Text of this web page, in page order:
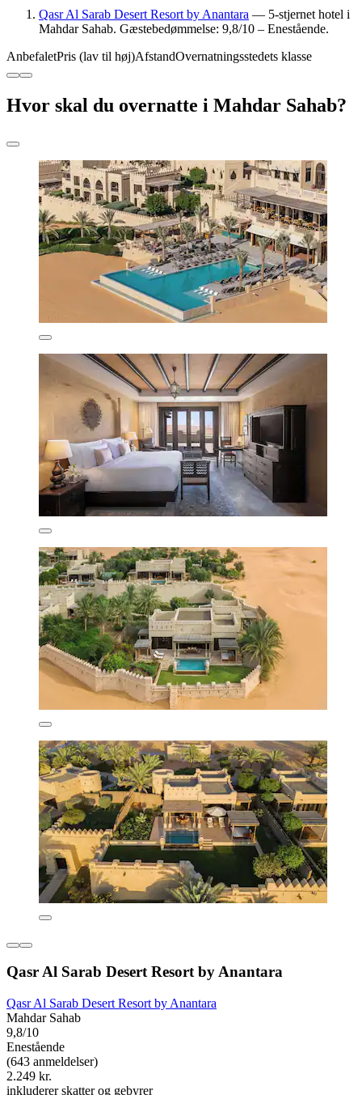
Qasr Al Sarab Desert Resort by Anantara — 5-stjernet hotel i
Mahdar Sahab. Gæstebedømmelse: 9,8/10 – Enestående.
AnbefaletPris (lav til høj)AfstandOvernatningsstedets klasse
Hvor skal du overnatte i Mahdar Sahab?
Qasr Al Sarab Desert Resort by Anantara
Qasr Al Sarab Desert Resort by Anantara
Mahdar Sahab
9,8/10
Enestående
(643 anmeldelser)
2.249 kr.
inkluderer skatter og gebyrer